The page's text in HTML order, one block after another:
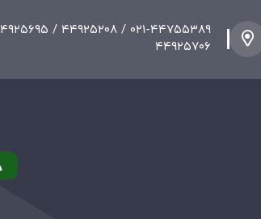
۴۴۹۲۵۷۰۶